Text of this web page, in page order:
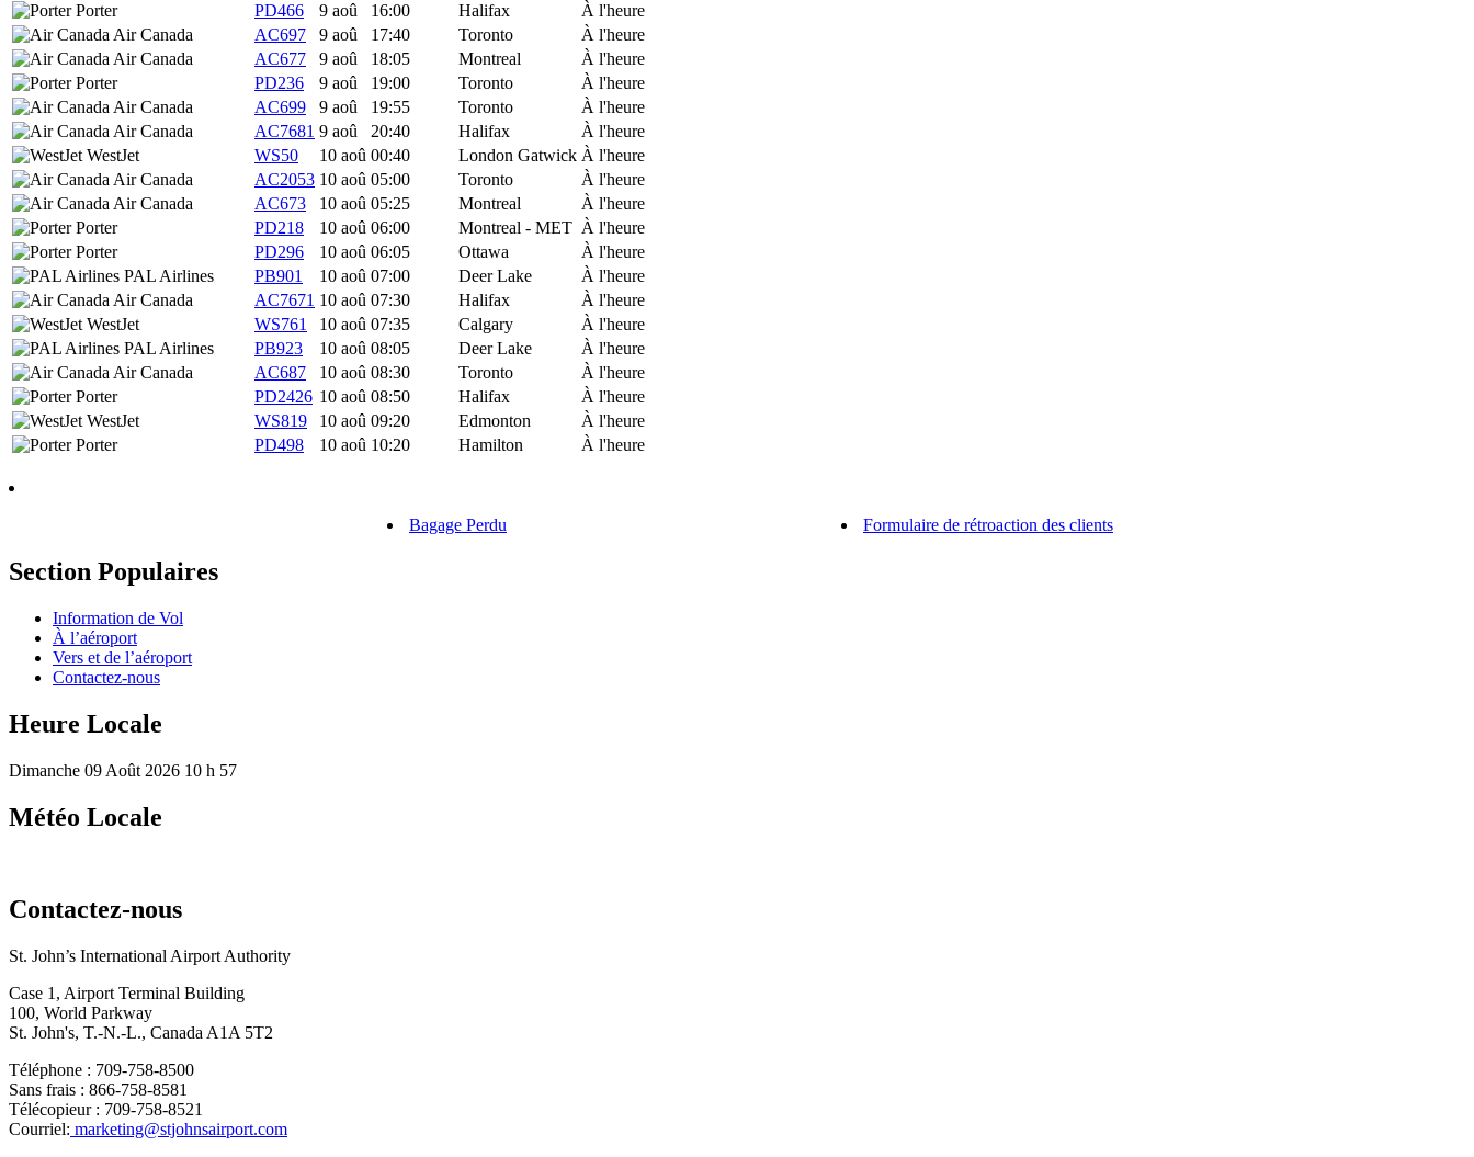
Porter
PD466 9 aoû 16:00 Halifax
À l'heure
Air Canada
AC697 9 aoû 17:40 Toronto
À l'heure
Air Canada
AC677 9 aoû 18:05 Montreal
À l'heure
Porter
PD236 9 aoû 19:00 Toronto
À l'heure
Air Canada
AC699 9 aoû 19:55 Toronto
À l'heure
Air Canada
AC7681 9 aoû 20:40 Halifax
À l'heure
WestJet
WS50 10 aoû 00:40 London Gatwick À l'heure
Air Canada
AC2053 10 aoû 05:00 Toronto
À l'heure
Air Canada
AC673 10 aoû 05:25 Montreal
À l'heure
Porter
PD218 10 aoû 06:00 Montreal - MET À l'heure
Porter
PD296 10 aoû 06:05 Ottawa
À l'heure
PAL Airlines
PB901 10 aoû 07:00 Deer Lake
À l'heure
Air Canada
AC7671 10 aoû 07:30 Halifax
À l'heure
WestJet
WS761 10 aoû 07:35 Calgary
À l'heure
PAL Airlines
PB923 10 aoû 08:05 Deer Lake
À l'heure
Air Canada
AC687 10 aoû 08:30 Toronto
À l'heure
Porter
PD2426 10 aoû 08:50 Halifax
À l'heure
WestJet
WS819 10 aoû 09:20 Edmonton
À l'heure
Porter
PD498 10 aoû 10:20 Hamilton À l'heure
Bagage Perdu Formulaire de rétroaction des clients
Section Populaires
Information de Vol
À l’aéroport
Vers et de l’aéroport
Contactez-nous
Heure Locale
Dimanche 09 Août 2026 10 h 57
Météo Locale
Contactez-nous
St. John’s International Airport Authority
Case 1, Airport Terminal Building
100, World Parkway
St. John's, T.-N.-L., Canada A1A 5T2
Téléphone : 709-758-8500
Sans frais : 866-758-8581
Télécopieur : 709-758-8521
Courriel: marketing@stjohnsairport.com